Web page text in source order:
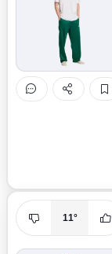
11°